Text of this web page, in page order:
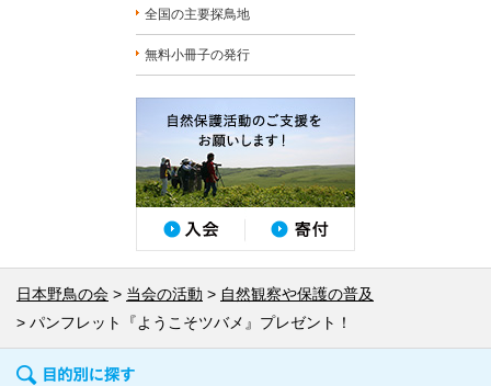
全国の主要探鳥地
無料小冊子の発行
日本野鳥の会 当会の活動
自然観察や保護の普及
パンフレット『ようこそツバメ』プレゼント！